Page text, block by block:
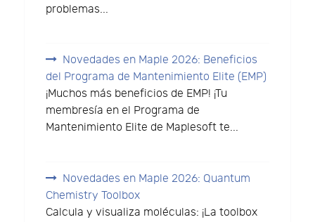
problemas...
Novedades en Maple 2026: Beneficios
del Programa de Mantenimiento Elite (EMP)
¡Muchos más beneficios de EMP! ¡Tu
membresía en el Programa de
Mantenimiento Elite de Maplesoft te...
Novedades en Maple 2026: Quantum
Chemistry Toolbox
Calcula y visualiza moléculas: ¡La toolbox